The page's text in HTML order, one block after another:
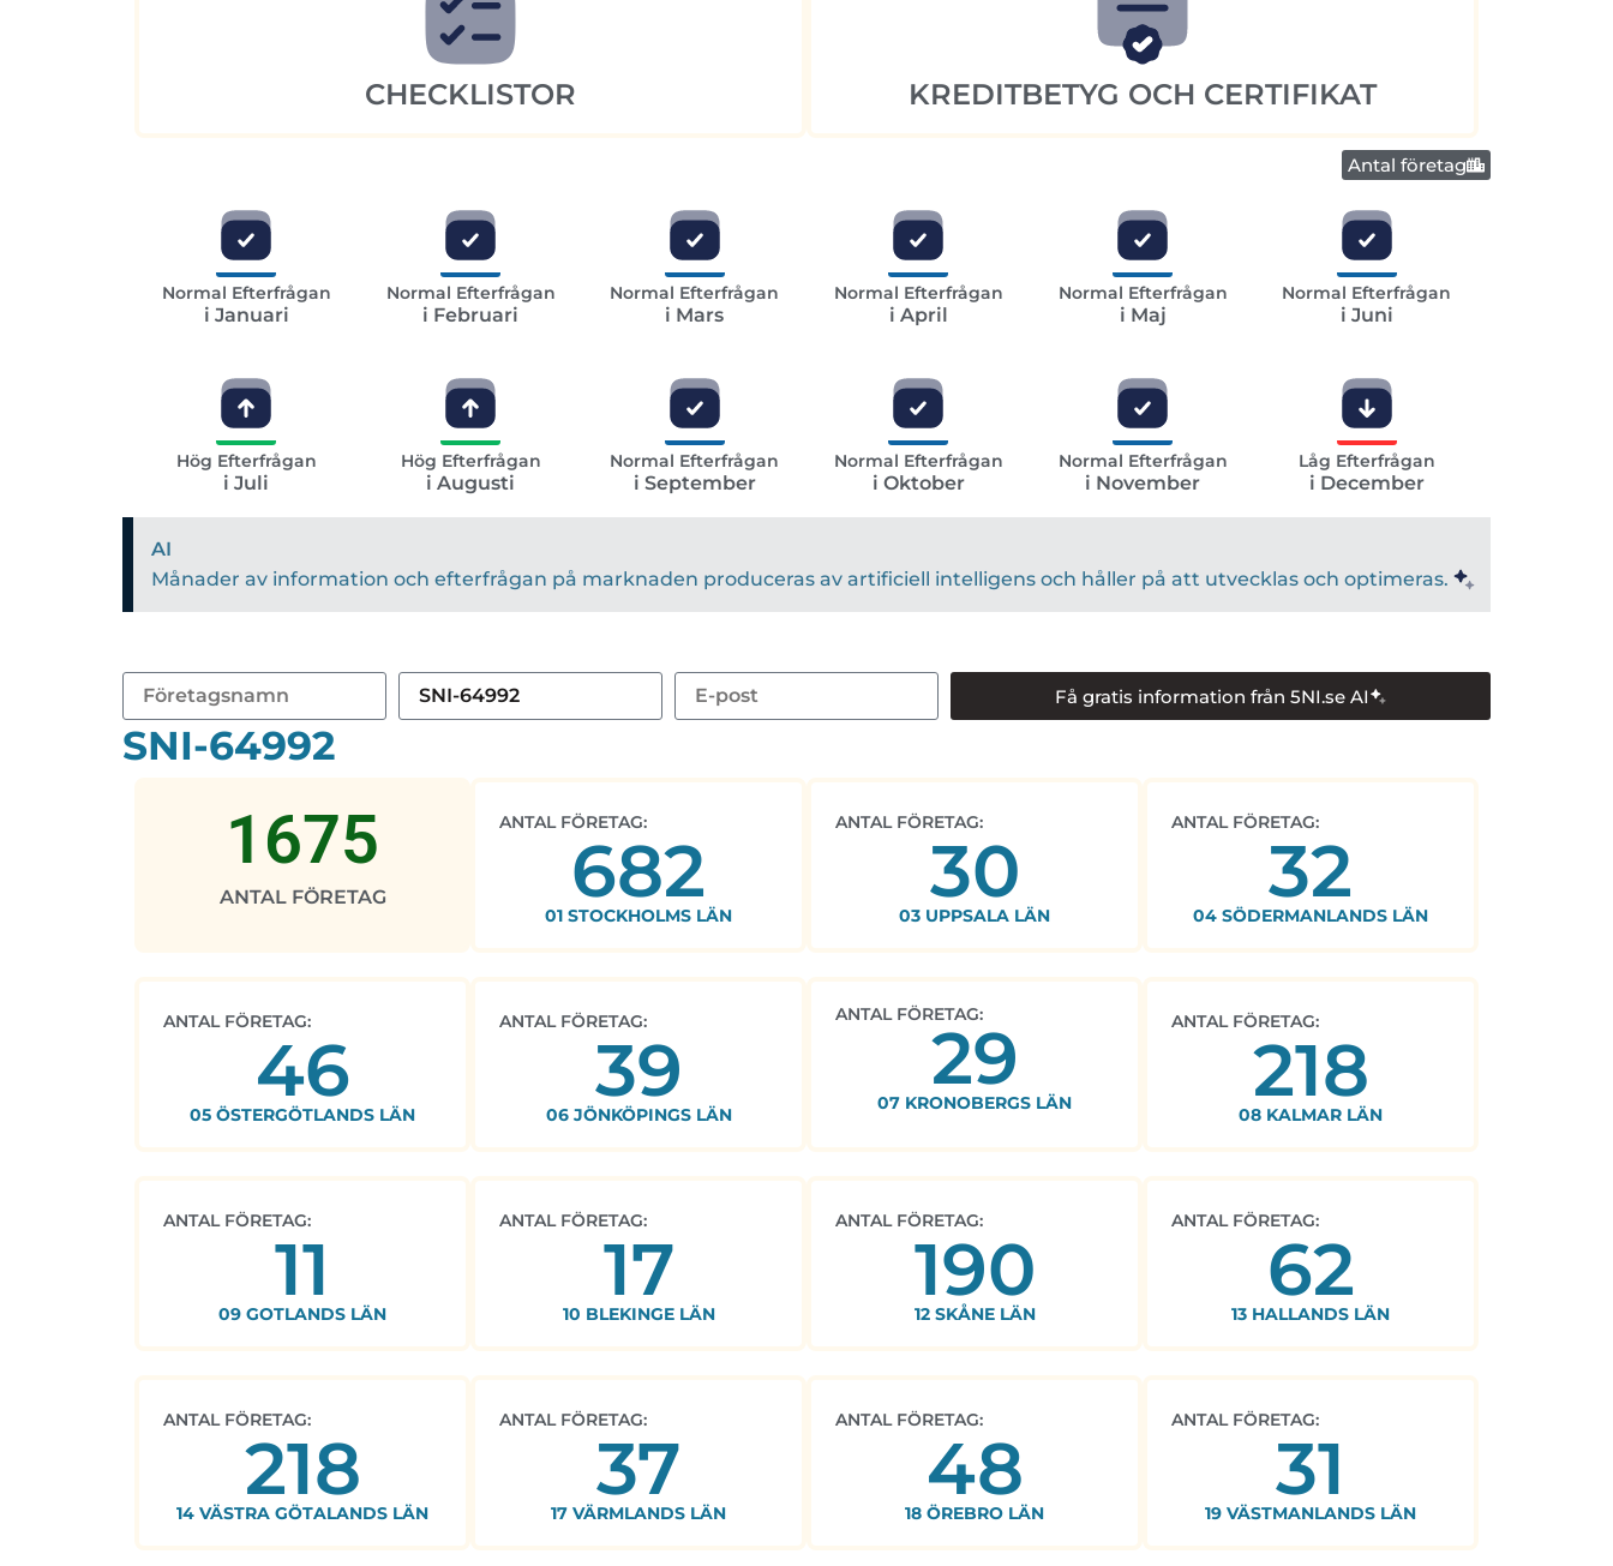
CHECKLISTOR KREDITBETYG OCH CERTIFIKAT
Antal företag
Normal Efterfrågan
i Januari
Normal Efterfrågan
i Februari
Normal Efterfrågan
i Mars
Normal Efterfrågan
i April
Normal Efterfrågan
i Maj
Normal Efterfrågan
i Juni
Hög Efterfrågan
i Juli
Hög Efterfrågan
i Augusti
Normal Efterfrågan
i September
Normal Efterfrågan
i Oktober
Normal Efterfrågan
i November
Låg Efterfrågan
i December
AI
Månader av information och efterfrågan på marknaden produceras av artificiell intelligens och håller på att utvecklas och optimeras.
Få gratis information från 5NI.se AI
SNI-64992
ANTAL FÖRETAG
1675 ANTAL FÖRETAG:
682
01 STOCKHOLMS LÄN
ANTAL FÖRETAG:
30
03 UPPSALA LÄN
ANTAL FÖRETAG:
32
04 SÖDERMANLANDS LÄN
ANTAL FÖRETAG:
46
05 ÖSTERGÖTLANDS LÄN
ANTAL FÖRETAG:
39
06 JÖNKÖPINGS LÄN
ANTAL FÖRETAG:
29
07 KRONOBERGS LÄN
ANTAL FÖRETAG:
218
08 KALMAR LÄN
ANTAL FÖRETAG:
11
09 GOTLANDS LÄN
ANTAL FÖRETAG:
17
10 BLEKINGE LÄN
ANTAL FÖRETAG:
190
12 SKÅNE LÄN
ANTAL FÖRETAG:
62
13 HALLANDS LÄN
ANTAL FÖRETAG:
218
14 VÄSTRA GÖTALANDS LÄN
ANTAL FÖRETAG:
37
17 VÄRMLANDS LÄN
ANTAL FÖRETAG:
48
18 ÖREBRO LÄN
ANTAL FÖRETAG:
31
19 VÄSTMANLANDS LÄN